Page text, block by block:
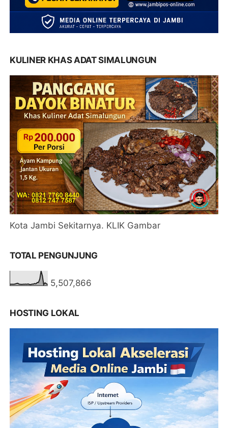
KULINER KHAS ADAT SIMALUNGUN
Kota Jambi Sekitarnya. KLIK Gambar
TOTAL PENGUNJUNG
5,507,866
HOSTING LOKAL